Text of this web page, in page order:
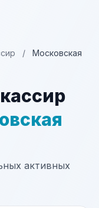
/
Московская
активных